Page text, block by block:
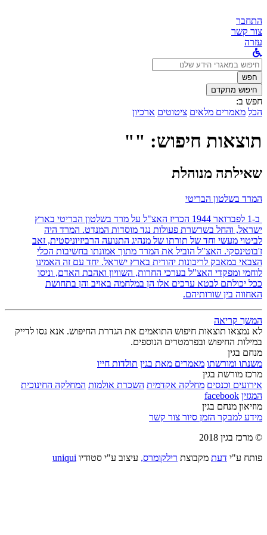
התחבר
צור קשר
עזרה
לחפש
ב:חפש
חיפוש מתקדם
חפש ב:
הכל מאמרים מלאים ציטוטים ארכיון
תוצאות חיפוש: ""
שאילתה מנוהלת
המרד בשלטון הבריטי
ב-1 לפברואר 1944 הכריז האצ"ל על מרד בשלטון הבריטי בארץ
ישראל, והחל בשרשרת פעולות נגד מוסדות המנדט. המרד היה
לביטוי מעשי וחד של תורתו של מנהיג התנועה הרביזיוניסטית, זאב
ז'בוטינסקי. האצ"ל הוביל את המרד מתוך אמונתו בחשיבות הכלי
הצבאי במאבק לריבונות יהודית בארץ ישראל. יחד עם זה האמינו
לוחמי ומפקדי האצ"ל בערכי החרות, השוויון ואהבת האדם, וניסו
ככל יכולתם לבטא ערכים אלו הן במלחמה באויב והן בתחושת
האחווה בין שורותיהם.
המשך קריאה
לא נמצאו תוצאות חיפוש התואמים את הגדרת החיפוש. אנא נסו לדייק
במילות החיפוש ובפרמטרים הנוספים.
מנחם בגין
משנתו ומורשתו מאמרים מאת בגין תולדות חייו
מרכז מורשת בגין
אירועים וכנסים מחלקה אקדמית השכרת אולמות המחלקה החינוכית
המגזין facebook
מוזיאון מנחם בגין
מידע למבקר הזמן סיור צור קשר
© מרכז בגין 2018
פותח ע"י דעת מקבוצת רילקומרס, עיצוב ע"י סטודיו uniqui